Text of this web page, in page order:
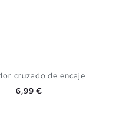
cruzado de encaje
Precio
6,99 €